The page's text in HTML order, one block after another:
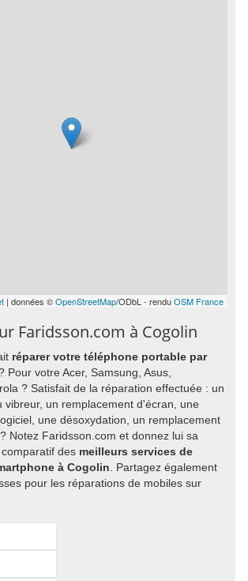
| données ©OpenStreetMap/ODbL - renduOSM France
Faridsson.com à Cogolin
réparer votre téléphone portable par
Pour votre Acer, Samsung, Asus,
? Satisfait de la réparation effectuée : un
vibreur, un remplacement d'écran, une
une désoxydation, un remplacement
Notez Faridsson.com et donnez lui sa
des meilleurs services de
à Cogolin . Partagez également
pour les réparations de mobiles sur